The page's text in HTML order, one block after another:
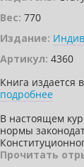
Вес: 770
Издание:
Артикул: 4360
Книга издается в
подробнее
В настоящем
нормы
Прочитать